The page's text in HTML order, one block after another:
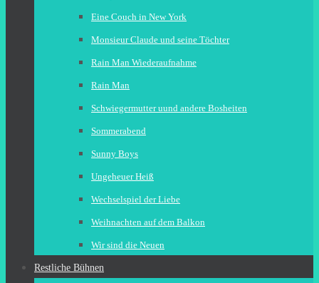
Eine Couch in New York
Monsieur Claude und seine Töchter
Rain Man Wiederaufnahme
Rain Man
Schwiegermutter uund andere Bosheiten
Sommerabend
Sunny Boys
Ungeheuer Heiß
Wechselspiel der Liebe
Weihnachten auf dem Balkon
Wir sind die Neuen
Restliche Bühnen